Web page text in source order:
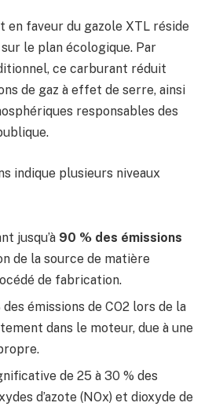
en faveur du gazole XTL réside
le plan écologique. Par
ce carburant réduit
de gaz à effet de serre, ainsi
responsables des
indique plusieurs niveaux
jusqu’à 90 % des émissions
de la source de matière
de fabrication.
des émissions de CO2 lors de la
dans le moteur, due à une
de 25 à 30 % des
d’azote (NOx) et dioxyde de